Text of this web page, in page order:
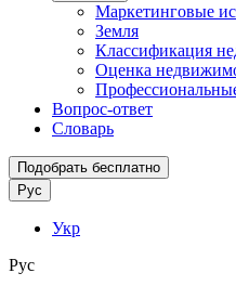
Маркетинговые
Земля
Классификация
Оценка
Вопрос-ответ
Словарь
Подобрать бесплатно
Рус
Укр
Рус